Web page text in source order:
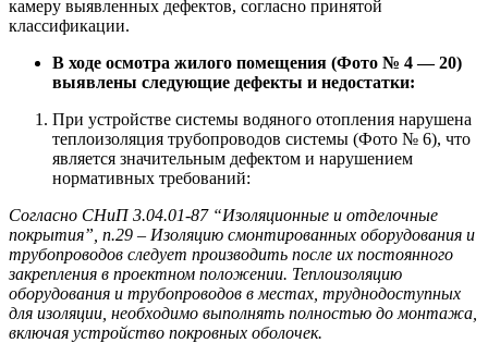
камеру выявленных дефектов, согласно принятой
классификации.
В ходе осмотра жилого помещения (Фото № 4 — 20)
выявлены следующие дефекты и недостатки:
При устройстве системы водяного отопления нарушена
теплоизоляция трубопроводов системы (Фото № 6), что
является значительным дефектом и нарушением
нормативных требований:
Согласно СНиП 3.04.01-87 “Изоляционные и отделочные
покрытия”, п.29 – Изоляцию смонтированных оборудования и
трубопроводов следует производить после их постоянного
закрепления в проектном положении. Теплоизоляцию
оборудования и трубопроводов в местах, труднодоступных
для изоляции, необходимо выполнять полностью до монтажа,
включая устройство покровных оболочек.